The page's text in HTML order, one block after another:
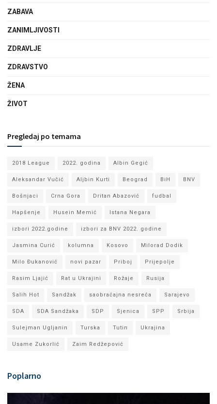
ZABAVA
ZANIMLJIVOSTI
ZDRAVLJE
ZDRAVSTVO
ŽENA
ŽIVOT
Pregledaj po temama
2018 League 2022. godina Albin Gegić
Aleksandar Vučić Aljbin Kurti Beograd BiH BNV
Bošnjaci Crna Gora Dritan Abazović fudbal
Hapšenje Husein Memić Istana Negara
izbori 2022.godine izbori za BNV 2022. godine
Jasmina Curić kolumna Kosovo Milorad Dodik
Milo Đukanović novi pazar Priboj Prijepolje
Rasim Ljajić Rat u Ukrajini Rožaje Rusija
Salih Hot Sandžak saobraćajna nesreća Sarajevo
SDA SDA Sandžaka SDP Sjenica SPP Srbija
Sulejman Ugljanin Turska Tutin Ukrajina
Usame Zukorlić Zaim Redžepović
Poplarno